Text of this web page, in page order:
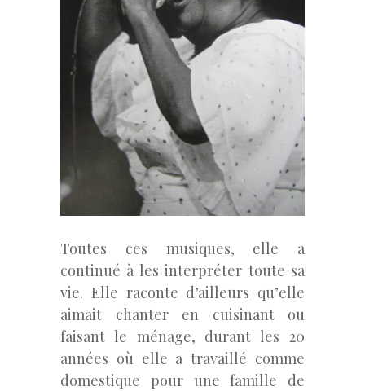
Toutes ces musiques, elle a
continué à les interpréter toute sa
vie. Elle raconte d’ailleurs qu’elle
aimait chanter en cuisinant ou
faisant le ménage, durant les 20
années où elle a travaillé comme
domestique pour une famille de